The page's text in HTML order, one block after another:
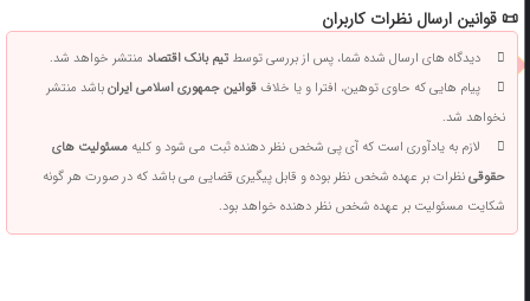
📜 قوانین ارسال نظرات کاربران
دیدگاه های ارسال شده شما، پس از بررسی توسطتیم بانک اقتصادمنتشر خواهد شد.
پیام هایی که حاوی توهین، افترا و یا خلافقوانین جمهوری اسلامی ایرانباشد منتشر
نخواهد شد.
لازم به یادآوری است که آی پی شخص نظر دهنده ثبت می شود و کلیهمسئولیت های
حقوقینظرات بر عهده شخص نظر بوده و قابل پیگیری قضایی می باشد که در صورت هر گونه
شکایت مسئولیت بر عهده شخص نظر دهنده خواهد بود.